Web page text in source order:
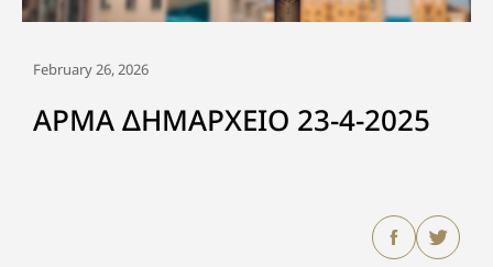
February 26, 2026
ΑΡΜΑ ΔΗΜΑΡΧΕΙΟ 23-4-2025